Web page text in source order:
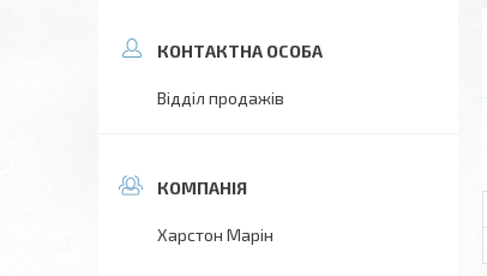
Відділ продажів
Харстон Марін